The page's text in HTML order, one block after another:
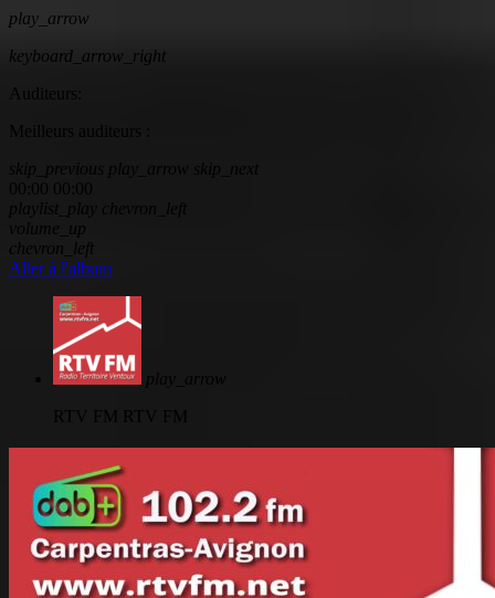
play_arrow
keyboard_arrow_right
Auditeurs:
skip_previous
volume_up
chevron_left
Aller à l'album